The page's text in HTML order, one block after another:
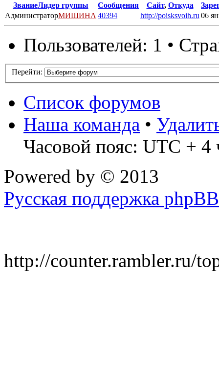
ЗваниеЛидер группы Сообщения Сайт, Откуда
АдминистраторМИШИНА 40394 http://poisksvoih.ru 06
Пользователей: 1 •
Перейти:
Список форумов
Наша команда •
Часовой пояс: UTC + 4
Powered by © 2013
Русская поддержка phpBB
http://counter.rambler.ru/